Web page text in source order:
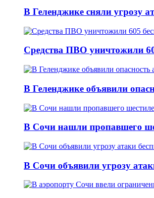
В Геленджике сняли угрозу
Средства ПВО уничтожили
В Геленджике объявили
В Сочи нашли пропавшего
В Сочи объявили угрозу